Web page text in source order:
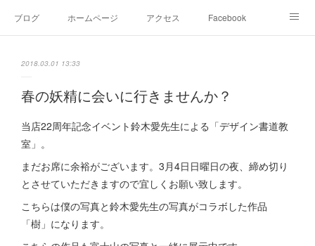
ブログ ホームページ アクセス Facebook
2018.03.01 13:33
春の妖精に会いに行きませんか？
当店22周年記念イベント鈴木愛先生による「デザイン書道教
室」。
まだお席に余裕がございます。3月4日日曜日の夜、締め切り
とさせていただきますので宜しくお願い致します。
こちらは僕の写真と鈴木愛先生の写真がコラボした作品
「樹」になります。